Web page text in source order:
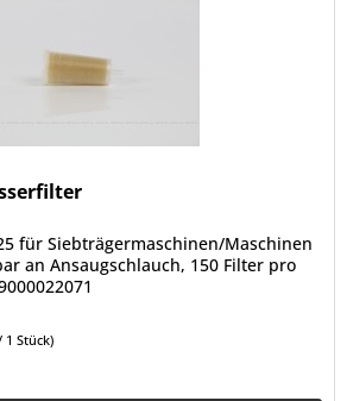
für Siebträgermaschinen/Maschinen
an Ansaugschlauch, 150 Filter pro
1 Stück)